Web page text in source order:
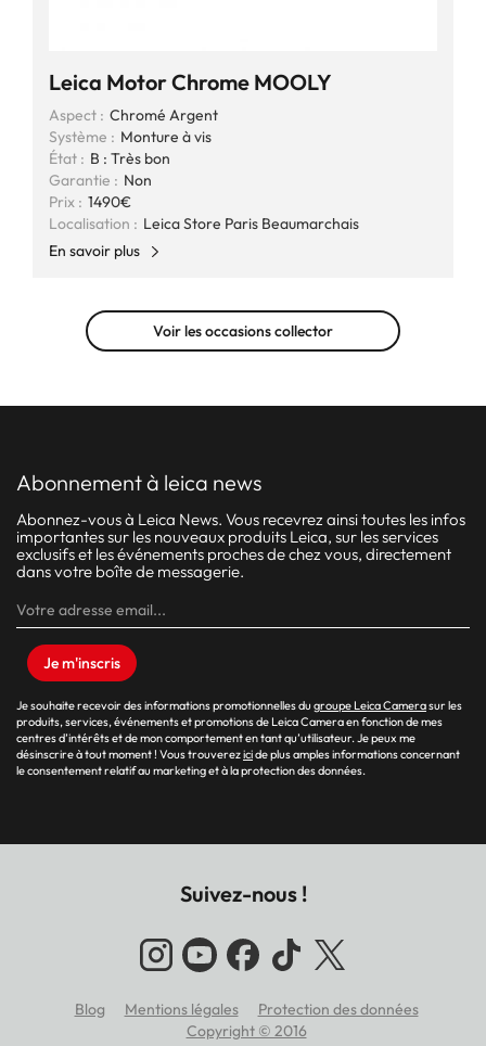
Leica Motor Chrome MOOLY
Aspect : Chromé Argent
Système : Monture à vis
État : B : Très bon
Garantie : Non
Prix : 1490€
Localisation : Leica Store Paris Beaumarchais
En savoir plus
Voir les occasions collector
abonnement à leica news
Abonnez-vous à Leica News. Vous recevrez ainsi toutes les infos
importantes sur les nouveaux produits Leica, sur les services
exclusifs et les événements proches de chez vous, directement
dans votre boîte de messagerie.
Je m'inscris
Je souhaite recevoir des informations promotionnelles du groupe Leica Camerasur les
produits, services, événements et promotions de Leica Camera en fonction de mes
centres d’intérêts et de mon comportement en tant qu’utilisateur. Je peux me
désinscrire à tout moment ! Vous trouverezicide plus amples informations concernant
le consentement relatif au marketing et à la protection des données.
Suivez-nous !
Footer
Blog Mentions légales
Protection des données
Copyright © 2016